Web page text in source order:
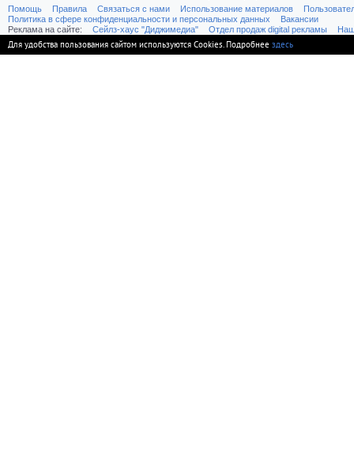
Помощь
Правила Связаться с нами Использование материалов
Политика в сфере конфиденциальности и персональных данных
Вакансии
Реклама на сайте:
Cейлз-хаус "Диджимедиа" Отдел продаж digital рекламы
Для удобства пользования сайтом используются Cookies. Подробнее здесь